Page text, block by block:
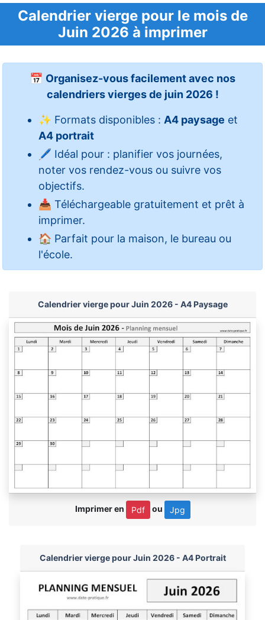
Calendrier vierge pour le mois de
Juin 2026 à imprimer
📅 Organisez-vous facilement avec nos
calendriers vierges de juin 2026 !
✨ Formats disponibles : A4 paysage et
A4 portrait
🖊️ Idéal pour : planifier vos journées,
noter vos rendez-vous ou suivre vos
objectifs.
📥 Téléchargeable gratuitement et prêt à
imprimer.
🏠 Parfait pour la maison, le bureau ou
l'école.
Calendrier vierge pour Juin 2026 - A4 Paysage
Imprimer en Pdf ou Jpg
Calendrier vierge pour Juin 2026 - A4 Portrait